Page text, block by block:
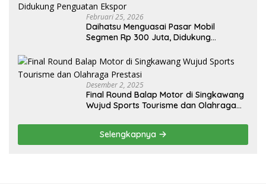
Februari 25, 2026
Daihatsu Menguasai Pasar Mobil
Segmen Rp 300 Juta, Didukung
Desember 2, 2025
Final Round Balap Motor di Singkawang
Wujud Sports Tourisme dan Olahraga
Selengkapnya